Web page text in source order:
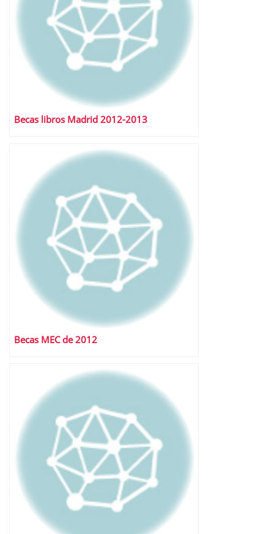
Becas libros Madrid 2012-2013
Becas MEC de 2012